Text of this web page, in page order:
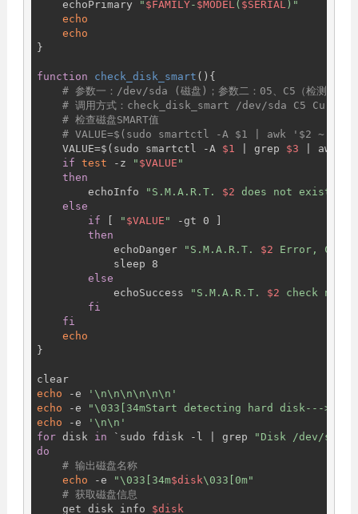
    echoPrimary
" $FAMILY- $MODEL( $SERIAL)"
echo
echo
}
function check_disk_smart (){
# 参数一：/dev/sda (磁盘)；参数二：05、C5（检测值）；
# 调用方式：check_disk_smart /dev/sda C5
# 检查磁盘SMART值
# VALUE=$(sudo smartctl -A $1 | awk '$2 ~ /
    VALUE=$(sudo smartctl -A
$1 | grep $3 | awk
if test -z " $VALUE "
then
        echoInfo
"S.M.A.R.T. $2 does not exist!"
else
if
" $VALUE "
-gt 0 ]
then
            echoDanger
"S.M.A.R.T. $2 Error,
            sleep 8
else
            echoSuccess
"S.M.A.R.T. $2 check
fi
fi
echo
}
clear
echo -e
'\n\n\n\n\n\n'
echo -e
"\033[34mStart detecting hard disk---
echo -e
'\n\n'
for disk in `sudo fdisk -l | grep "Disk /dev/sd"
do
# 输出磁盘名称
echo -e "\033[34m$disk\033[0m"
# 获取磁盘信息
    get_disk_info
$disk